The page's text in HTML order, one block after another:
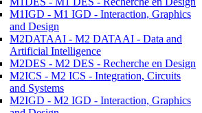
M1IGD - M1 IGD - Interaction, Graphics
and Design
M2DATAAI - M2 DATAAI - Data and
Artificial Intelligence
M2DES - M2 DES - Recherche en Design
M2ICS - M2 ICS - Integration, Circuits
and Systems
M2IGD - M2 IGD - Interaction, Graphics